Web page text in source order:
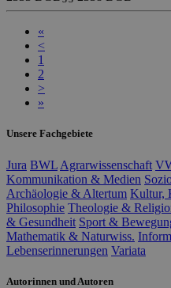
«
<
1
2
>
»
Unsere Fachgebiete
Jura BWL Agrarwissenschaft
Kommunikation & Medien
Archäologie & Altertum Kultur,
Philosophie Theologie &
& Gesundheit Sport &
Mathematik & Naturwiss.
Lebenserinnerungen Variata
Autorinnen und Autoren